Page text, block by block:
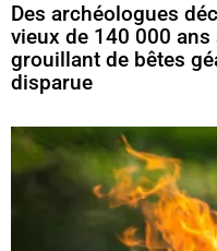
Des archéologues
vieux de 140 000
grouillant de bêtes
disparue